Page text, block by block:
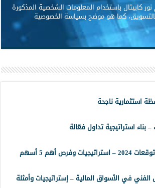
كابيتال باستخدام المعلومات الشخصية المذكورة
كما هو موضح بسياسة الخصوصية
استثمارية ناجحة
بناء استراتيجية تداول فعّالة
وفرص أهم 5 أسهم
الفني في الأسواق المالية – إستراتيجيات وأمثلة